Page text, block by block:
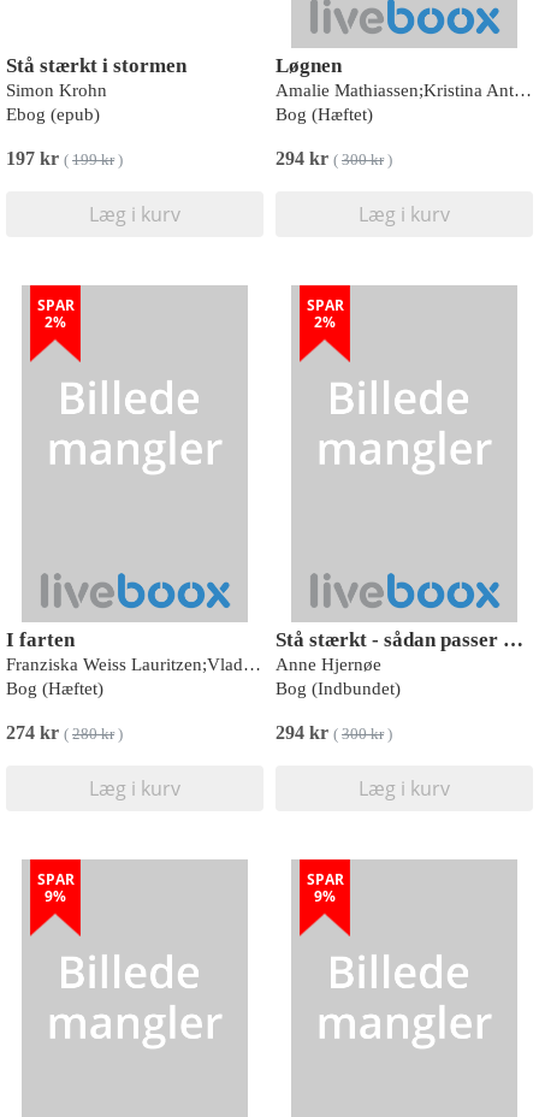
Stå stærkt i stormen
Simon Krohn
Ebog (epub)
197 kr ( 199 kr)
Læg i kurv
Løgnen
Amalie Mathiassen;Kristina Antivakis
Bog (Hæftet)
294 kr ( 300 kr)
Læg i kurv
SPAR
2%
I farten
Franziska Weiss Lauritzen;Vlado Lentz
Bog (Hæftet)
274 kr ( 280 kr)
Læg i kurv
SPAR
2%
Stå stærkt - sådan passer du på dig selv
Anne Hjernøe
Bog (Indbundet)
294 kr ( 300 kr)
Læg i kurv
SPAR
9%
SPAR
9%